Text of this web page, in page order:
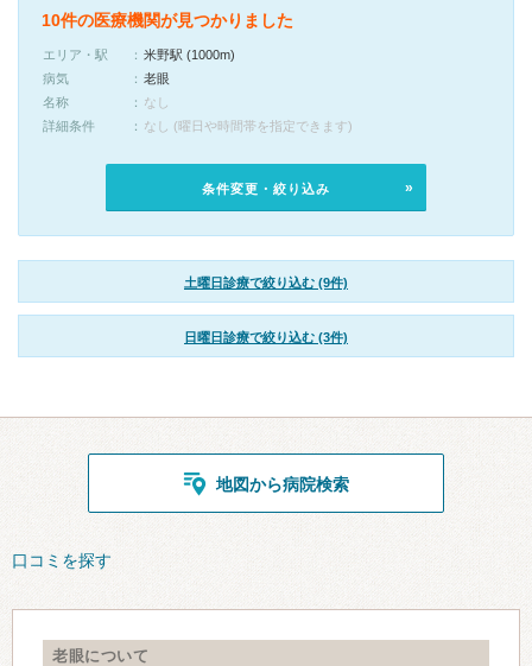
10件の医療機関が見つかりました
エリア・駅
米野駅 (1000m)
病気
老眼
名称
なし
詳細条件
なし (曜日や時間帯を指定できます)
条件変更・絞り込み
土曜日診療で絞り込む (9件)
日曜日診療で絞り込む (3件)
地図から病院検索
口コミを探す
老眼について